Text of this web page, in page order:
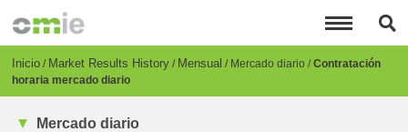
principal
Breadcrumb
Inicio Market Results History Mensual Mercado diario Contratación
horaria mercado diario
Mercado diario